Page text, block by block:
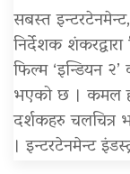
सबस्त
निर्देशक
फिल्म ‘इन्डियन
भएको छ । कमल
दर्शकहरु चलचित्र
। इन्टरटेनमेन्ट